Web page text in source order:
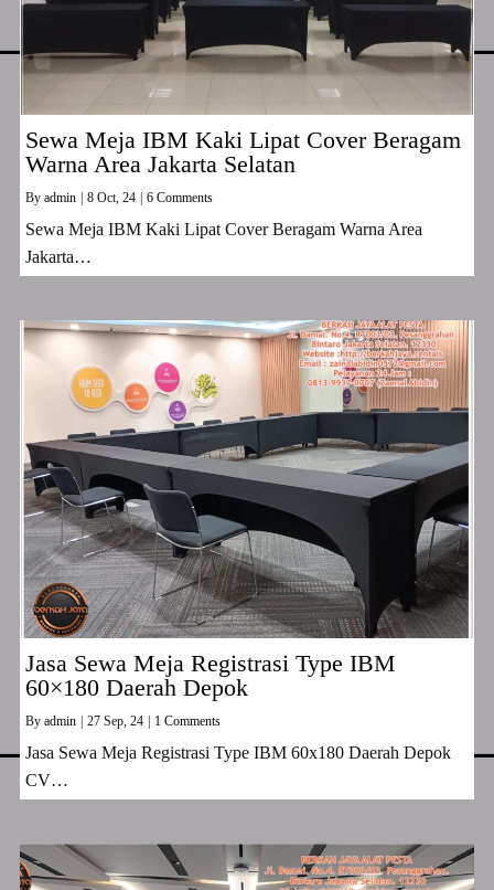
Sewa Meja IBM Kaki Lipat Cover Beragam
Warna Area Jakarta Selatan
By admin | 8 Oct, 24 | 6 Comments
Sewa Meja IBM Kaki Lipat Cover Beragam Warna Area
Jakarta…
Jasa Sewa Meja Registrasi Type IBM
60×180 Daerah Depok
By admin 27 Sep, 24 1 Comments
Jasa Sewa Meja Registrasi Type IBM 60x180 Daerah Depok
CV…